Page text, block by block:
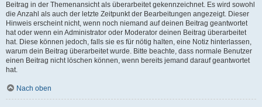
Beitrag in der Themenansicht als überarbeitet gekennzeichnet. Es wird sowohl
die Anzahl als auch der letzte Zeitpunkt der Bearbeitungen angezeigt. Dieser
Hinweis erscheint nicht, wenn noch niemand auf deinen Beitrag geantwortet
hat oder wenn ein Administrator oder Moderator deinen Beitrag überarbeitet
hat. Diese können jedoch, falls sie es für nötig halten, eine Notiz hinterlassen,
warum dein Beitrag überarbeitet wurde. Bitte beachte, dass normale Benutzer
einen Beitrag nicht löschen können, wenn bereits jemand darauf geantwortet
hat.
Nach oben